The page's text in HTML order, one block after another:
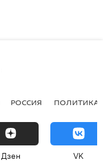
РОССИЯ ПОЛИТИКА
Дзен VK